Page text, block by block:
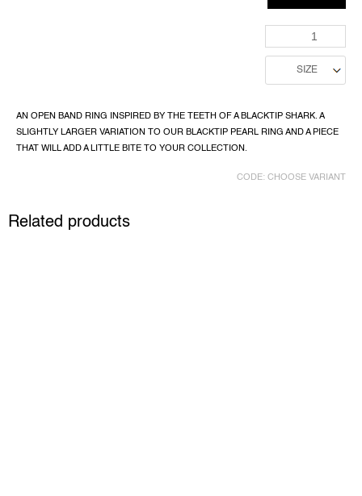
AN OPEN BAND RING INSPIRED BY THE TEETH OF A BLACKTIP SHARK. A
SLIGHTLY LARGER VARIATION TO OUR BLACKTIP PEARL RING AND A PIECE
THAT WILL ADD A LITTLE BITE TO YOUR COLLECTION.
CODE: CHOOSE VARIANT
Related products